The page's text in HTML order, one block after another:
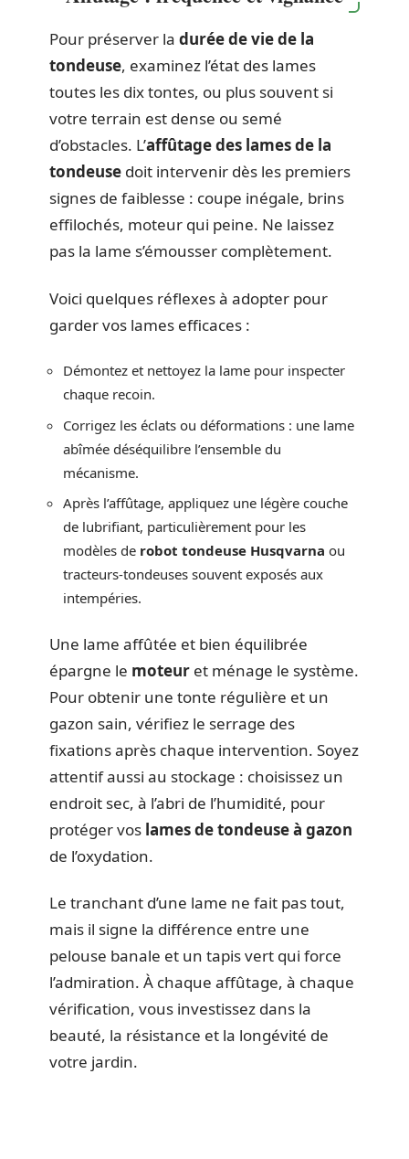
Pour préserver la durée de vie de la
tondeuse, examinez l’état des lames
toutes les dix tontes, ou plus souvent si
votre terrain est dense ou semé
d’obstacles. L’affûtage des lames de la
tondeuse doit intervenir dès les premiers
signes de faiblesse : coupe inégale, brins
effilochés, moteur qui peine. Ne laissez
pas la lame s’émousser complètement.
Voici quelques réflexes à adopter pour
garder vos lames efficaces :
Démontez et nettoyez la lame pour inspecter
chaque recoin.
Corrigez les éclats ou déformations : une lame
abîmée déséquilibre l’ensemble du
mécanisme.
Après l’affûtage, appliquez une légère couche
de lubrifiant, particulièrement pour les
modèles de robot tondeuse Husqvarna ou
tracteurs-tondeuses souvent exposés aux
intempéries.
Une lame affûtée et bien équilibrée
épargne le moteur et ménage le système.
Pour obtenir une tonte régulière et un
gazon sain, vérifiez le serrage des
fixations après chaque intervention. Soyez
attentif aussi au stockage : choisissez un
endroit sec, à l’abri de l’humidité, pour
protéger vos lames de tondeuse à gazon
de l’oxydation.
Le tranchant d’une lame ne fait pas tout,
mais il signe la différence entre une
pelouse banale et un tapis vert qui force
l’admiration. À chaque affûtage, à chaque
vérification, vous investissez dans la
beauté, la résistance et la longévité de
votre jardin.